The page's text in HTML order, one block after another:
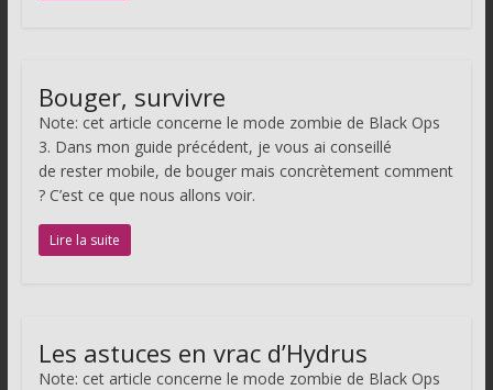
Bouger, survivre
Note: cet article concerne le mode zombie de Black Ops
3. Dans mon guide précédent, je vous ai conseillé
de rester mobile, de bouger mais concrètement comment
? C’est ce que nous allons voir.
Lire la suite
Les astuces en vrac d’Hydrus
Note: cet article concerne le mode zombie de Black Ops